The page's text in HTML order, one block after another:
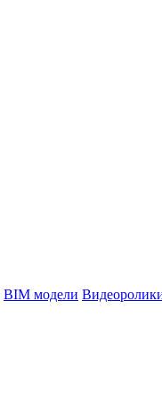
BIM модели